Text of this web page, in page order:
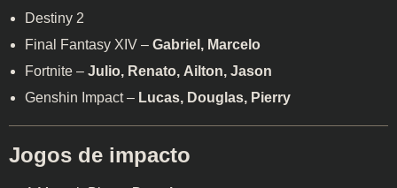
Destiny 2
Final Fantasy XIV – Gabriel, Marcelo
Fortnite – Julio, Renato, Ailton, Jason
Genshin Impact – Lucas, Douglas, Pierry
Jogos de impacto